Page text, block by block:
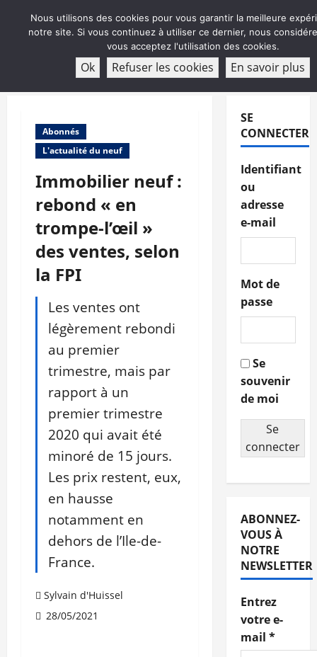
ABONNEMENT
Abonnés
L'actualité du neuf
Immobilier neuf :
rebond « en
trompe-l’œil »
des ventes, selon
la FPI
Les ventes ont
légèrement rebondi
au premier
trimestre, mais par
rapport à un
premier trimestre
2020 qui avait été
minoré de 15 jours.
Les prix restent, eux,
en hausse
notamment en
dehors de l’Ile-de-
France.
Sylvain d'Huissel
28/05/2021
SE
CONNECTER
Identifiant
ou
adresse
e-mail
Mot de
passe
Se
souvenir
de moi
Se
connecter
ABONNEZ-
VOUS À
NOTRE
NEWSLETTER
Entrez
votre e-
mail *
Nous utilisons des cookies pour vous garantir la meilleure
notre site. Si vous continuez à utiliser ce dernier, nous
vous acceptez l'utilisation des cookies.
Ok Refuser les cookies En savoir plus